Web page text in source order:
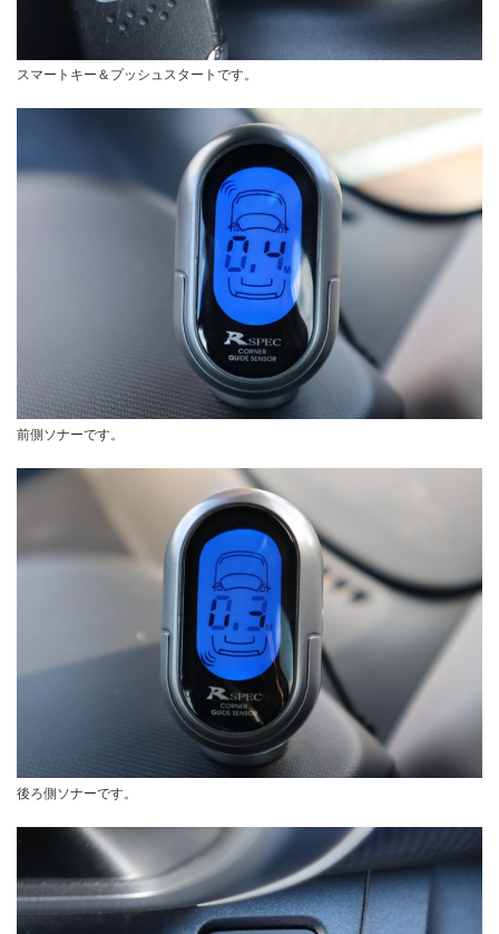
スマートキー＆プッシュスタートです。
前側ソナーです。
後ろ側ソナーです。